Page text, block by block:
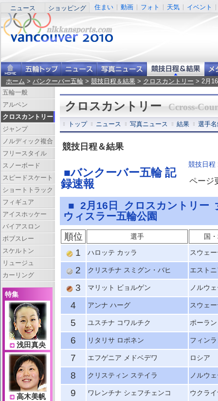
ニュース ショッピング 住まい 動画 フォト 天気 イベント
ホーム > バンクーバー五輪 > 競技日程＆結果 > クロスカントリー > 2月
クロスカントリー Ccross-
トップ ニュース 写真ニュース 結果 選手
競技日程＆結果
■バンクーバー五輪 記
録速報
競技日程
ページ
■ 2月16日 クロスカントリー
ウィスラー五輪公園
順位 選手 国
1 ハロッテ カッラ スウェ
2 クリスチナ スミグン・バヒ エスト
3 マリット ビョルゲン ノルウ
4 アンナ ハーグ スウェ
5 ユスチナ コワルチク ポーラ
6 リタリサ ロポネン フィン
7 エフゲニア メドベデワ ロシア
8 クリスティン ステイラ ノルウ
9 ワレンチナ シェフチェンコ ウクラ
五輪一般
アルペン
クロスカントリー
ジャンプ
ノルディック複合
フリースタイル
スノーボード
スピードスケート
ショートトラック
フィギュア
アイスホッケー
バイアスロン
ボブスレー
スケルトン
リュージュ
カーリング
特集
浅田真央
高木美帆